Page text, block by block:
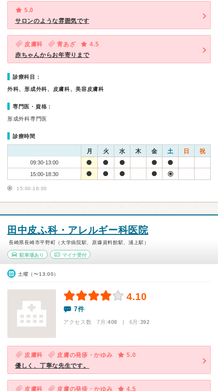
5.0
サロンのような雰囲気です
皮膚科 青あざ
4.5
赤ちゃんからお年寄りまで
診療科目：
外科、形成外科、皮膚科、美容皮膚科
専門医・資格：
形成外科専門医
診療時間
月 火 水 木 金 土 日 祝
09:30-13:00
15:00-18:30
15:00-18:00
田中皮ふ科・アレルギー科医院
長崎県長崎市平野町（大学病院駅、原爆資料館駅、浦上駅）
駐車場あり マイナ受付
土曜（〜13:00）
4.10
7件
アクセス数 7月:408 | 6月:392
皮膚科 皮膚の発疹・かゆみ
5.0
優しく、丁寧な先生です。
皮膚科 皮膚の発疹・かゆみ 4.5